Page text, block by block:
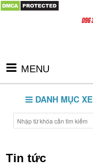
MENU
DANH MỤC XE
Tin tức